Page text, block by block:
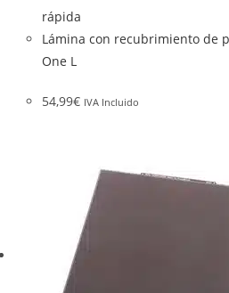
rápida
Lámina con recubrimiento de
One L
54,99€ IVA Incluido